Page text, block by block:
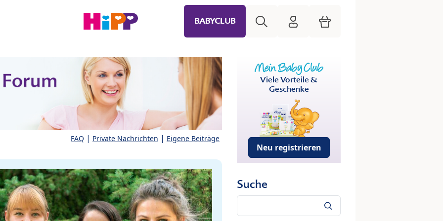
BABYCLUB HiPP Mein Babyclub
Warenkorb
FAQ | Private Nachrichten | Eigene Beiträge
Viele Vorteile &
Geschenke
Neu registrieren
Suche